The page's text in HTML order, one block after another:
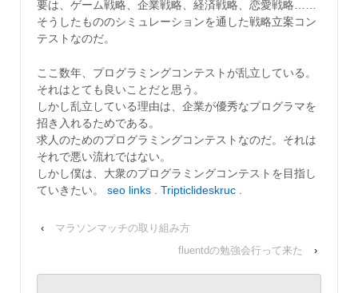
要は、ゲーム戦略、企業戦略、経済戦略、恋愛戦略……
そうしたもののシミュレーションを通した戦略立案コン
テストなのだ。
ここ数年、プログラミングコンテストが乱立している。
それはとても良いことだと思う。
しかし乱立している理由は、企業が優秀なプログラマを
招き入れるためである。
求人のためのプログラミングコンテストなのだ。それは
それで悪い流れではない。
しかし僕は、大衆のプログラミングコンテストを目指し
ていきたい。 seo links . Tripticlideskruc .
‹
マラソンマッチの取り組み方
fluentdの勉強会行って来た
›